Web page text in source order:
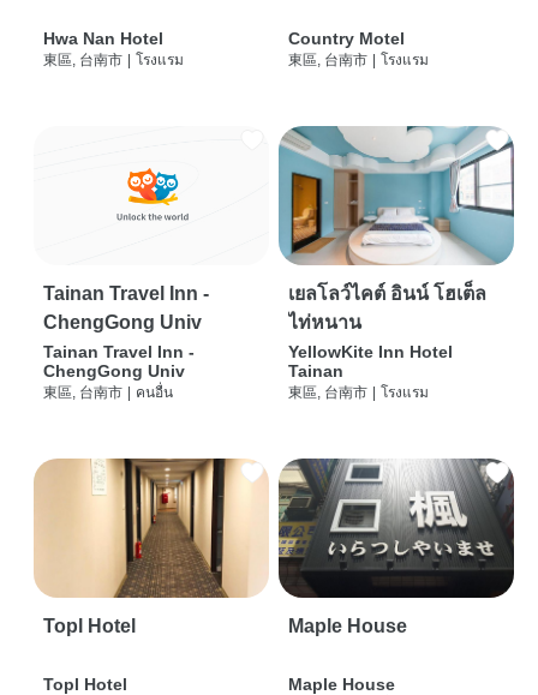
Hwa Nan Hotel
東區, 台南市 | โรงแรม
Country Motel
東區, 台南市 | โรงแรม
Tainan Travel Inn -
ChengGong Univ
Tainan Travel Inn -
ChengGong Univ
東區, 台南市 | คนอื่น
เยลโลว์ไคต์ อินน์ โฮเต็ล
ไท่หนาน
YellowKite Inn Hotel
Tainan
東區, 台南市 | โรงแรม
Topl Hotel
Topl Hotel
Maple House
Maple House